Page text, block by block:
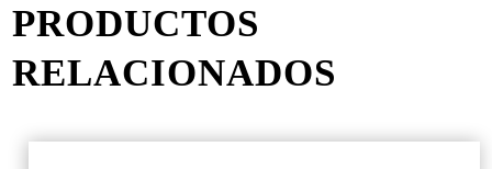
PRODUCTOS
RELACIONADOS